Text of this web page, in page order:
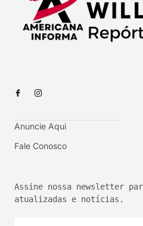
Anuncie Aqui
Fale Conosco
Assine nossa newsletter
atualizadas e notícias.